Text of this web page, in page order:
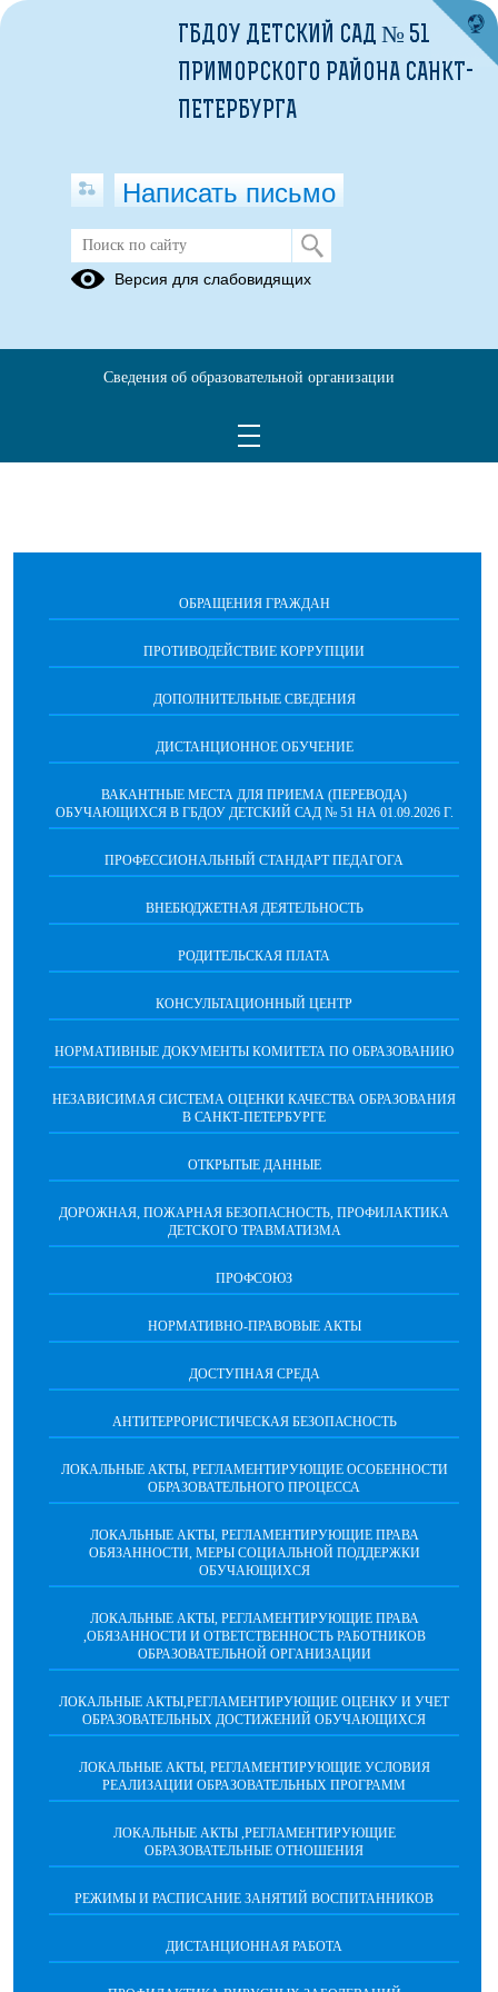
Служба сопровождения
Положение о логопедическом пункте ГБДОУ детский сад
ГБДОУ детский сад 51 2021.pdf(скачать)
ОБРАЩЕНИЯ ГРАЖДАН
ПРОТИВОДЕЙСТВИЕ КОРРУПЦИИ
ДОПОЛНИТЕЛЬНЫЕ СВЕДЕНИЯ
ДИСТАНЦИОННОЕ ОБУЧЕНИЕ
ВАКАНТНЫЕ МЕСТА ДЛЯ ПРИЕМА (ПЕРЕВОДА)
ОБУЧАЮЩИХСЯ В ГБДОУ ДЕТСКИЙ САД № 51 НА 01.09.2026 Г.
ПРОФЕССИОНАЛЬНЫЙ СТАНДАРТ ПЕДАГОГА
ВНЕБЮДЖЕТНАЯ ДЕЯТЕЛЬНОСТЬ
РОДИТЕЛЬСКАЯ ПЛАТА
КОНСУЛЬТАЦИОННЫЙ ЦЕНТР
НОРМАТИВНЫЕ ДОКУМЕНТЫ КОМИТЕТА ПО ОБРАЗОВАНИЮ
НЕЗАВИСИМАЯ СИСТЕМА ОЦЕНКИ КАЧЕСТВА ОБРАЗОВАНИЯ
В САНКТ-ПЕТЕРБУРГЕ
ОТКРЫТЫЕ ДАННЫЕ
ДОРОЖНАЯ, ПОЖАРНАЯ БЕЗОПАСНОСТЬ, ПРОФИЛАКТИКА
ДЕТСКОГО ТРАВМАТИЗМА
ПРОФСОЮЗ
НОРМАТИВНО-ПРАВОВЫЕ АКТЫ
ДОСТУПНАЯ СРЕДА
АНТИТЕРРОРИСТИЧЕСКАЯ БЕЗОПАСНОСТЬ
ЛОКАЛЬНЫЕ АКТЫ, РЕГЛАМЕНТИРУЮЩИЕ ОСОБЕННОСТИ
ОБРАЗОВАТЕЛЬНОГО ПРОЦЕССА
ЛОКАЛЬНЫЕ АКТЫ, РЕГЛАМЕНТИРУЮЩИЕ ПРАВА
ОБЯЗАННОСТИ, МЕРЫ СОЦИАЛЬНОЙ ПОДДЕРЖКИ
ОБУЧАЮЩИХСЯ
ЛОКАЛЬНЫЕ АКТЫ, РЕГЛАМЕНТИРУЮЩИЕ ПРАВА
,ОБЯЗАННОСТИ И ОТВЕТСТВЕННОСТЬ РАБОТНИКОВ
ОБРАЗОВАТЕЛЬНОЙ ОРГАНИЗАЦИИ
ЛОКАЛЬНЫЕ АКТЫ,РЕГЛАМЕНТИРУЮЩИЕ ОЦЕНКУ И УЧЕТ
ОБРАЗОВАТЕЛЬНЫХ ДОСТИЖЕНИЙ ОБУЧАЮЩИХСЯ
ЛОКАЛЬНЫЕ АКТЫ, РЕГЛАМЕНТИРУЮЩИЕ УСЛОВИЯ
РЕАЛИЗАЦИИ ОБРАЗОВАТЕЛЬНЫХ ПРОГРАММ
ЛОКАЛЬНЫЕ АКТЫ ,РЕГЛАМЕНТИРУЮЩИЕ
ОБРАЗОВАТЕЛЬНЫЕ ОТНОШЕНИЯ
РЕЖИМЫ И РАСПИСАНИЕ ЗАНЯТИЙ ВОСПИТАННИКОВ
ДИСТАНЦИОННАЯ РАБОТА
ГБДОУ ДЕТСКИЙ САД № 51
ПРИМОРСКОГО РАЙОНА САНКТ-
ПЕТЕРБУРГА
Написать письмо
Версия для слабовидящих
Сведения об образовательной организации